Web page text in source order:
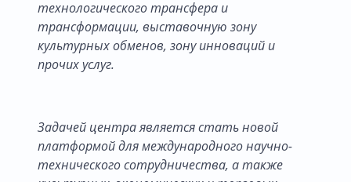
технологического трансфера и
трансформации, выставочную зону
культурных обменов, зону инноваций и
прочих услуг.
Задачей центра является стать новой
платформой для международного научно-
технического сотрудничества, а также